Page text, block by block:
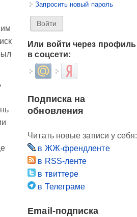
Запросить новый пароль
Или войти через профиль
в соцсети:
Login with Mail.ruLogin with Яндекс
Подписка на
обновления
Читать новые записи у себя:
в ЖЖ-френдленте
в RSS-ленте
в твиттере
в Телеграме
Email-подписка